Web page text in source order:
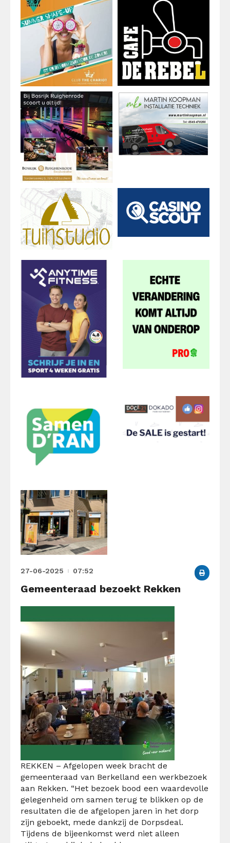
27-06-2025 07:52
Gemeenteraad bezoekt Rekken
REKKEN – Afgelopen week bracht de
gemeenteraad van Berkelland een werkbezoek
aan Rekken. “Het bezoek bood een waardevolle
gelegenheid om samen terug te blikken op de
resultaten die de afgelopen jaren in het dorp
zijn geboekt, mede dankzij de Dorpsdeal.
Tijdens de bijeenkomst werd niet alleen